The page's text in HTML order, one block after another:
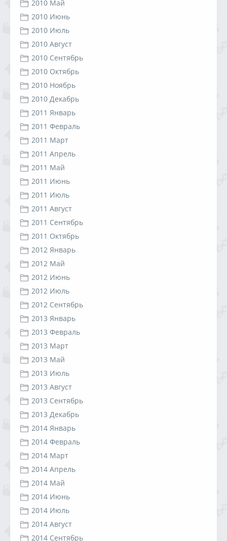
2010 Май
2010 Июнь
2010 Июль
2010 Август
2010 Сентябрь
2010 Октябрь
2010 Ноябрь
2010 Декабрь
2011 Январь
2011 Февраль
2011 Март
2011 Апрель
2011 Май
2011 Июнь
2011 Июль
2011 Август
2011 Сентябрь
2011 Октябрь
2012 Январь
2012 Май
2012 Июнь
2012 Июль
2012 Сентябрь
2013 Январь
2013 Февраль
2013 Март
2013 Май
2013 Июль
2013 Август
2013 Сентябрь
2013 Декабрь
2014 Январь
2014 Февраль
2014 Март
2014 Апрель
2014 Май
2014 Июнь
2014 Июль
2014 Август
2014 Сентябрь